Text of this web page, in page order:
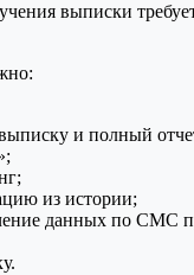
выписки
выписку и полный
из истории;
данных по СМС